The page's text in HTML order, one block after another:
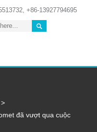
+86-13927794695

>
đã vượt qua cuộc